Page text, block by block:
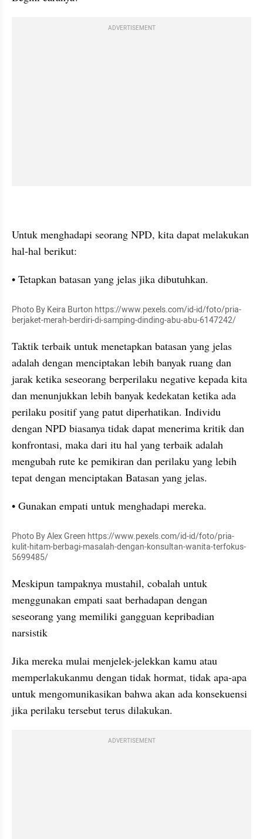
ADVERTISEMENT
Untuk menghadapi seorang NPD, kita dapat melakukan
hal-hal berikut:
• Tetapkan batasan yang jelas jika dibutuhkan.
Photo By Keira Burton https://www.pexels.com/id-id/foto/pria-
berjaket-merah-berdiri-di-samping-dinding-abu-abu-6147242/
Taktik terbaik untuk menetapkan batasan yang jelas
adalah dengan menciptakan lebih banyak ruang dan
jarak ketika seseorang berperilaku negative kepada kita
dan menunjukkan lebih banyak kedekatan ketika ada
perilaku positif yang patut diperhatikan. Individu
dengan NPD biasanya tidak dapat menerima kritik dan
konfrontasi, maka dari itu hal yang terbaik adalah
mengubah rute ke pemikiran dan perilaku yang lebih
tepat dengan menciptakan Batasan yang jelas.
• Gunakan empati untuk menghadapi mereka.
Photo By Alex Green https://www.pexels.com/id-id/foto/pria-
kulit-hitam-berbagi-masalah-dengan-konsultan-wanita-terfokus-
5699485/
Meskipun tampaknya mustahil, cobalah untuk
menggunakan empati saat berhadapan dengan
seseorang yang memiliki gangguan kepribadian
narsistik
Jika mereka mulai menjelek-jelekkan kamu atau
memperlakukanmu dengan tidak hormat, tidak apa-apa
untuk mengomunikasikan bahwa akan ada konsekuensi
jika perilaku tersebut terus dilakukan.
ADVERTISEMENT